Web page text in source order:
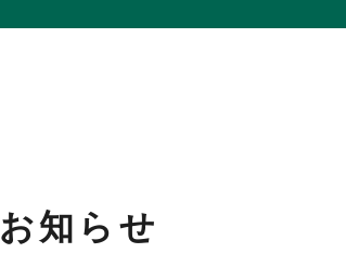
リノベーションとは
お知らせ